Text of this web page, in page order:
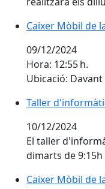
Caixer Mòbil de
Caixer Mòbil de
09/12/2024
Hora: 12:55 h.
Ubicació:
Taller
Taller
10/12/2024
El taller
dimarts de 9:15h
Caixer Mòbil de
Caixer Mòbil de